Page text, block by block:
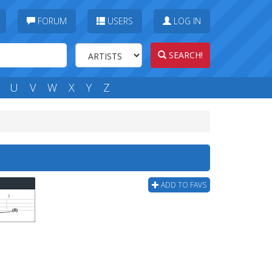
FORUM USERS LOG IN
SEARCH!
U V W X Y Z
ADD TO FAVS